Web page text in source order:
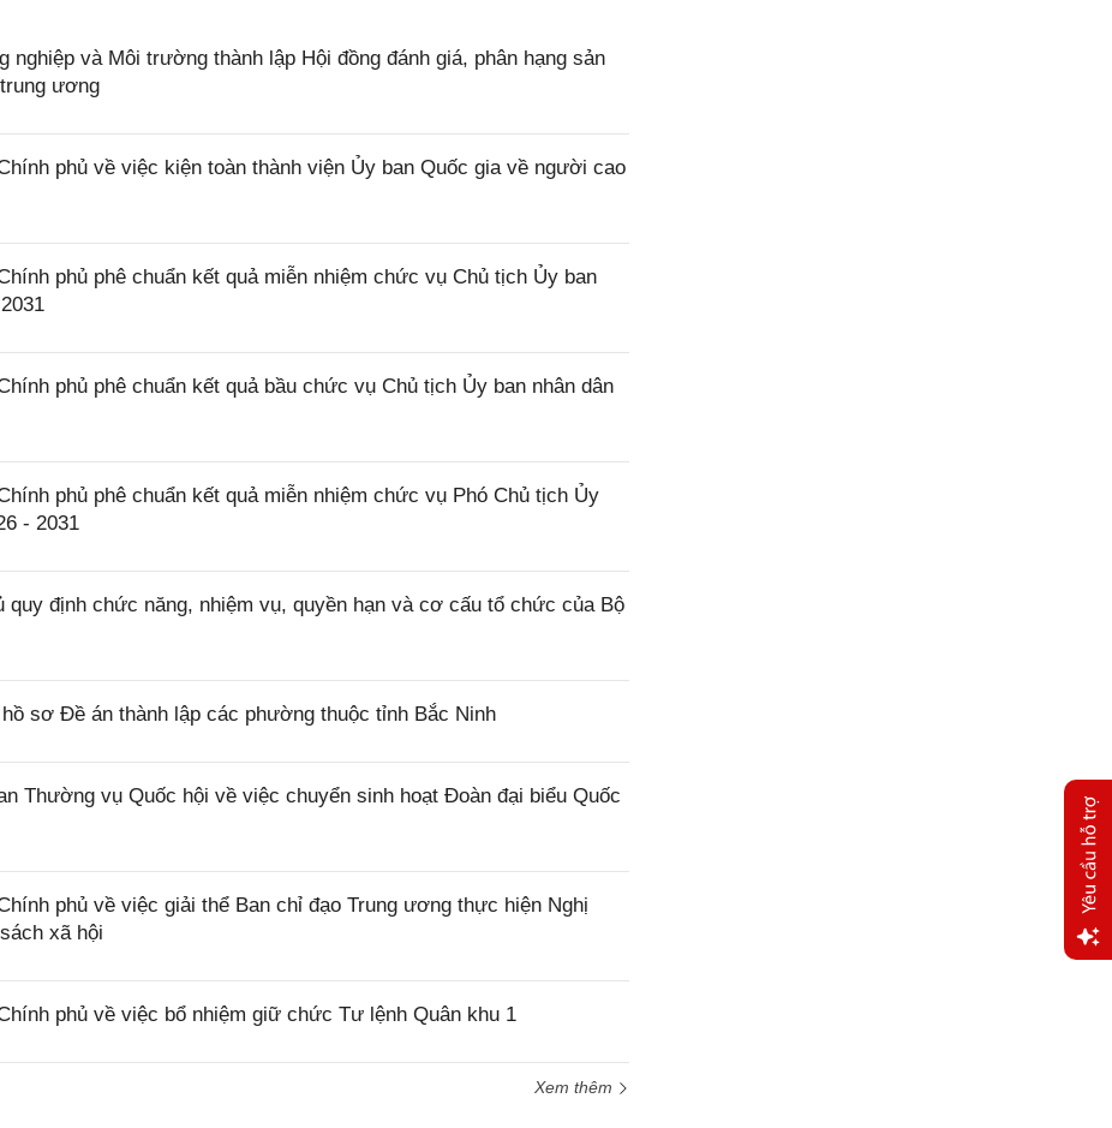
nghiệp và Môi trường thành lập Hội đồng đánh giá, phân hạng sản
ương
phủ về việc kiện toàn thành viện Ủy ban Quốc gia về người cao
phủ phê chuẩn kết quả miễn nhiệm chức vụ Chủ tịch Ủy ban
phủ phê chuẩn kết quả bầu chức vụ Chủ tịch Ủy ban nhân dân
phủ phê chuẩn kết quả miễn nhiệm chức vụ Phó Chủ tịch Ủy
- 2031
quy định chức năng, nhiệm vụ, quyền hạn và cơ cấu tổ chức của Bộ
sơ Đề án thành lập các phường thuộc tỉnh Bắc Ninh
Thường vụ Quốc hội về việc chuyển sinh hoạt Đoàn đại biểu Quốc
phủ về việc giải thể Ban chỉ đạo Trung ương thực hiện Nghị
xã hội
phủ về việc bổ nhiệm giữ chức Tư lệnh Quân khu 1
Xem thêm